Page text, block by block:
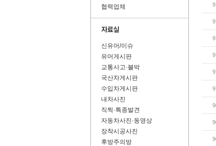
협력업체
신유머/이슈
유머게시판
교통사고·블박
국산차게시판
수입차게시판
내차사진
직찍·특종발견
자동차사진·동영상
장착시공사진
후방주의방